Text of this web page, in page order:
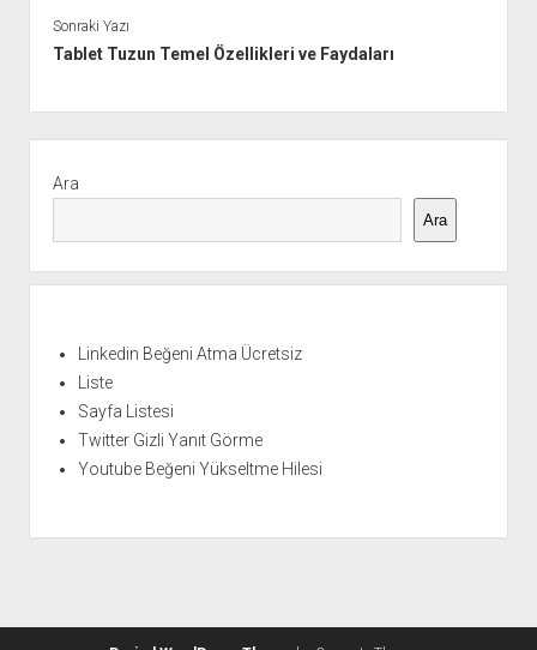
Sonraki Yazı
Tablet Tuzun Temel Özellikleri ve Faydaları
Menü
Ara
Ara
Linkedin Beğeni Atma Ücretsiz
Liste
Sayfa Listesi
Twitter Gizli Yanıt Görme
Youtube Beğeni Yükseltme Hilesi